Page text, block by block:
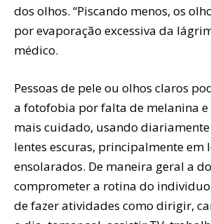
dos olhos. “Piscando menos, os
por evaporação excessiva da
médico.
Pessoas de pele ou olhos claros
a fotofobia por falta de melanina
mais cuidado, usando
lentes escuras, principalmente em
ensolarados. De maneira geral a
comprometer a rotina do
de fazer atividades como dirigir,